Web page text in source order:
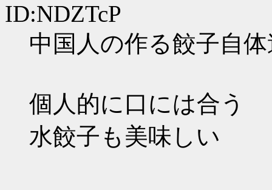
ID:NDZTcP
中国人の作る餃子自
個人的に口には合う
水餃子も美味しい